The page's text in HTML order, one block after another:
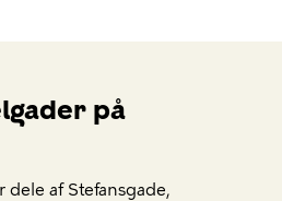
på
af Stefansgade,